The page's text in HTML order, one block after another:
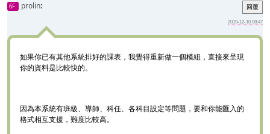
回覆
6F prolin:
2019-12-10 08:47
如果你已有其他系統排好的課表，我覺得重新做一個模組，直接來呈現
你的資料是比較快的。
因為本系統有班級、導師、科任、各科目設定等問題，要和你能匯入的
格式相互支援，難度比較高。